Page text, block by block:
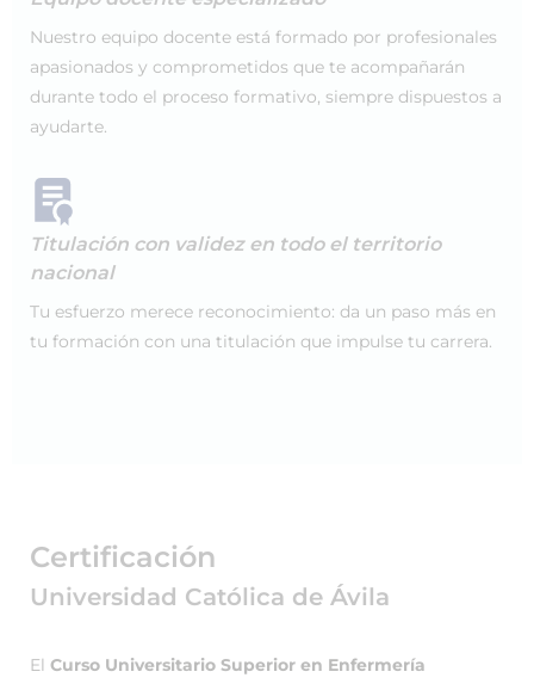
Nuestro equipo docente está formado por profesionales
apasionados y comprometidos que te acompañarán
durante todo el proceso formativo, siempre dispuestos a
ayudarte.
Titulación con validez en todo el territorio
nacional
Tu esfuerzo merece reconocimiento: da un paso más en
tu formación con una titulación que impulse tu carrera.
Certificación
Universidad Católica de Ávila
El Curso Universitario Superior en Enfermería